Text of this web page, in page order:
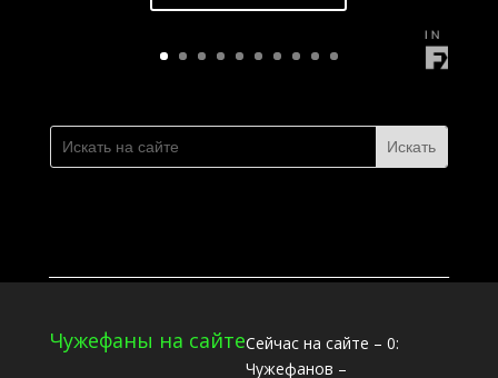
Чужефаны на сайтеСейчас на сайте – 0:
Чужефанов –